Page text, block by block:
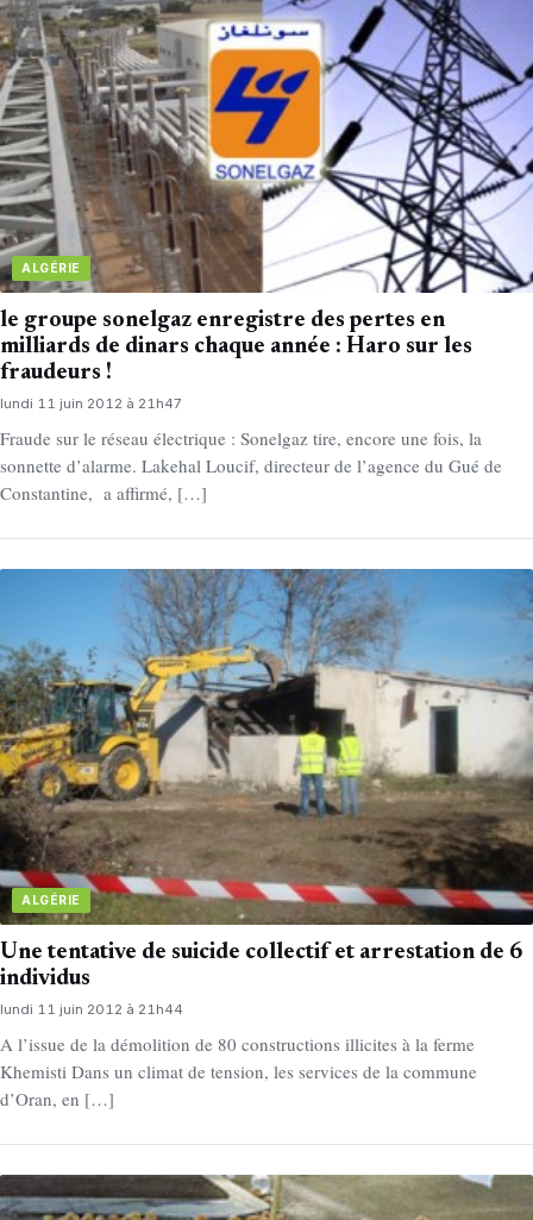
ALGÉRIE
le groupe sonelgaz enregistre des pertes en
milliards de dinars chaque année : Haro sur les
fraudeurs !
lundi 11 juin 2012 à 21h47
Fraude sur le réseau électrique : Sonelgaz tire, encore une fois, la
sonnette d’alarme. Lakehal Loucif, directeur de l’agence du Gué de
Constantine, a affirmé, […]
ALGÉRIE
Une tentative de suicide collectif et arrestation de 6
individus
lundi 11 juin 2012 à 21h44
A l’issue de la démolition de 80 constructions illicites à la ferme
Khemisti Dans un climat de tension, les services de la commune
d’Oran, en […]